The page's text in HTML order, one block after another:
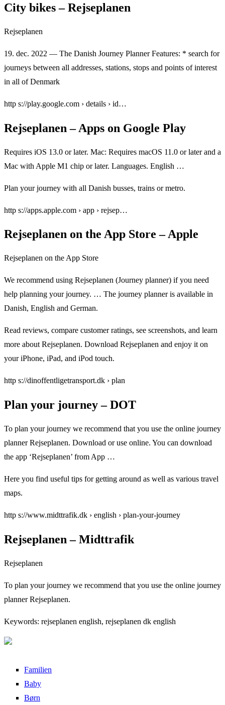
City bikes – Rejseplanen
Rejseplanen
19. dec. 2022 — The Danish Journey Planner Features: * search for
journeys between all addresses, stations, stops and points of interest
in all of Denmark
http s://play.google.com › details › id…
Rejseplanen – Apps on Google Play
Requires iOS 13.0 or later. Mac: Requires macOS 11.0 or later and a
Mac with Apple M1 chip or later. Languages. English …
Plan your journey with all Danish busses, trains or metro.
http s://apps.apple.com › app › rejsep…
Rejseplanen on the App Store – Apple
‎Rejseplanen on the App Store
We recommend using Rejseplanen (Journey planner) if you need
help planning your journey. … The journey planner is available in
Danish, English and German.
Read reviews, compare customer ratings, see screenshots, and learn
more about Rejseplanen. Download Rejseplanen and enjoy it on
your iPhone, iPad, and iPod touch.
http s://dinoffentligetransport.dk › plan
Plan your journey – DOT
To plan your journey we recommend that you use the online journey
planner Rejseplanen. Download or use online. You can download
the app ‘Rejseplanen’ from App …
Here you find useful tips for getting around as well as various travel
maps.
http s://www.midttrafik.dk › english › plan-your-journey
Rejseplanen – Midttrafik
Rejseplanen
To plan your journey we recommend that you use the online journey
planner Rejseplanen.
Keywords: rejseplanen english, rejseplanen dk english
Familien
Baby
Børn